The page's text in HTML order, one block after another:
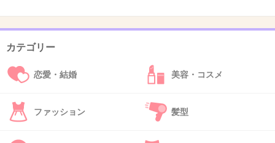
39. 匿名 2014/05/04(日) 11:00:43
+21
カテゴリー
恋愛・結婚 美容・コスメ
ファッション 髪型